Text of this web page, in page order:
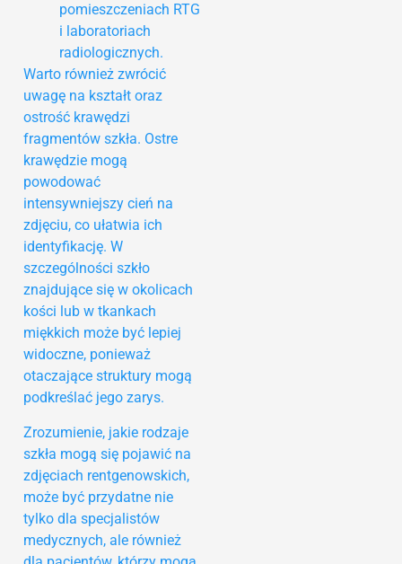
pomieszczeniach RTG
i laboratoriach
radiologicznych.
Warto również zwrócić
uwagę na kształt oraz
ostrość krawędzi
fragmentów szkła. Ostre
krawędzie mogą
powodować
intensywniejszy cień na
zdjęciu, co ułatwia ich
identyfikację. W
szczególności szkło
znajdujące się w okolicach
kości lub w tkankach
miękkich może być lepiej
widoczne, ponieważ
otaczające struktury mogą
podkreślać jego zarys.
Zrozumienie, jakie rodzaje
szkła mogą się pojawić na
zdjęciach rentgenowskich,
może być przydatne nie
tylko dla specjalistów
medycznych, ale również